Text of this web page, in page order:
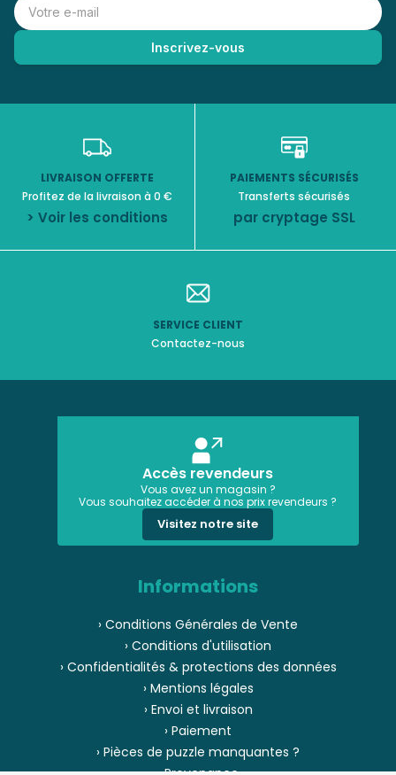
LIVRAISON OFFERTE
Profitez de la livraison à 0 €
> Voir les conditions
PAIEMENTS SÉCURISÉS
Transferts sécurisés
par cryptage SSL
SERVICE CLIENT
Contactez-nous
Accès revendeurs
Vous avez un magasin ?
Vous souhaitez accéder à nos prix revendeurs ?
Visitez notre site
Informations
› Conditions Générales de Vente
› Conditions d'utilisation
› Confidentialités & protections des données
› Mentions légales
› Envoi et livraison
› Paiement
› Pièces de puzzle manquantes ?